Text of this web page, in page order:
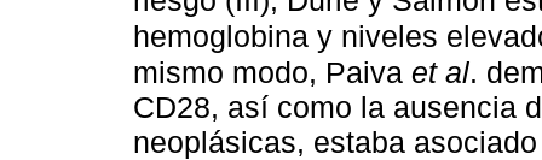
hemoglobina y niveles
mismo modo, Paiva et al.
CD28, así como la ausencia
neoplásicas, estaba